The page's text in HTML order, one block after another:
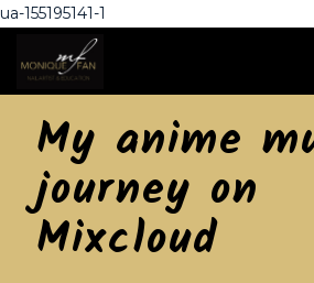
ua-155195141-1
My anime
journey on
Mixcloud